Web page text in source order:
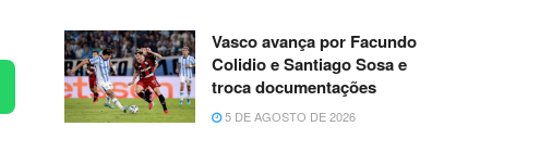
Vasco avança por Facundo
Colidio e Santiago Sosa e
troca documentações
5 DE AGOSTO DE 2026